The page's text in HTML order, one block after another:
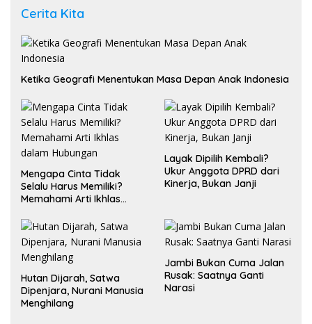
Cerita Kita
Ketika Geografi Menentukan Masa Depan Anak Indonesia
Mengapa Cinta Tidak
Selalu Harus Memiliki?
Memahami Arti Ikhlas
Layak Dipilih Kembali?
Ukur Anggota DPRD dari
Kinerja, Bukan Janji
Hutan Dijarah, Satwa
Dipenjara, Nurani Manusia
Menghilang
Jambi Bukan Cuma Jalan
Rusak: Saatnya Ganti
Narasi